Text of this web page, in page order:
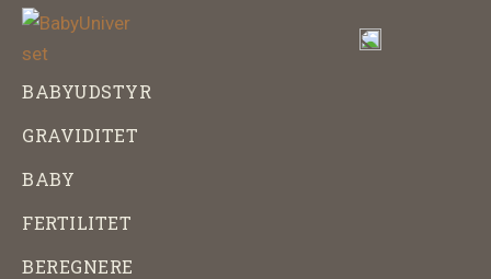
Skip
direkte
BabyUniverset
Alt
baby,
graviditet
babyudstyr
BABYUDSTYR
GRAVIDITET
BABY
FERTILITET
BEREGNERE